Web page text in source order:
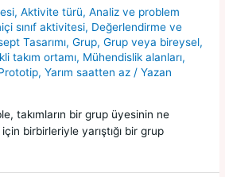
,Aktivite türü,Analiz ve problem
sınıf aktivitesi, Değerlendirme ve
Tasarımı,Grup,Grup veya bireysel,
takım ortamı, Mühendislik alanları,
,Yarım saatten az / Yazan
takımların bir grup üyesinin ne
birbirleriyle yarıştığı bir grup